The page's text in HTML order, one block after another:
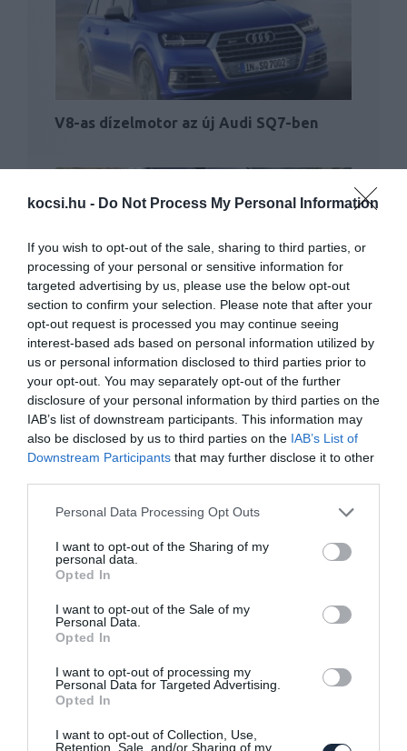
kocsi.hu - Do Not Process My Personal Information
If you wish to opt-out of the sale, sharing to third parties, or
processing of your personal or sensitive information for
targeted advertising by us, please use the below opt-out
section to confirm your selection. Please note that after your
opt-out request is processed you may continue seeing
interest-based ads based on personal information utilized by
us or personal information disclosed to third parties prior to
your opt-out. You may separately opt-out of the further
disclosure of your personal information by third parties on the
IAB’s list of downstream participants. This information may
also be disclosed by us to third parties on the IAB’s List of
Downstream Participants that may further disclose it to other
Please note that this website/app uses one or more Google
not limited to your visit or usage behaviour. You may click to
grant or deny consent to Google and its third-party tags to
use your data for below specified purposes in below Google
consent section.
Personal Data Processing Opt Outs
I want to opt-out of the Sharing of my
personal data.
Opted In
I want to opt-out of the Sale of my
Personal Data.
Opted In
I want to opt-out of processing my
Personal Data for Targeted Advertising.
Opted In
I want to opt-out of Collection, Use,
Retention, Sale, and/or Sharing of my
V8-as dízelmotor az új Audi SQ7-ben
Dízelmotorral is jön a Bentayga
Vége a legkisebb Audiknak: az A1 és Q2
Kis crossovert mutatott be az Audi